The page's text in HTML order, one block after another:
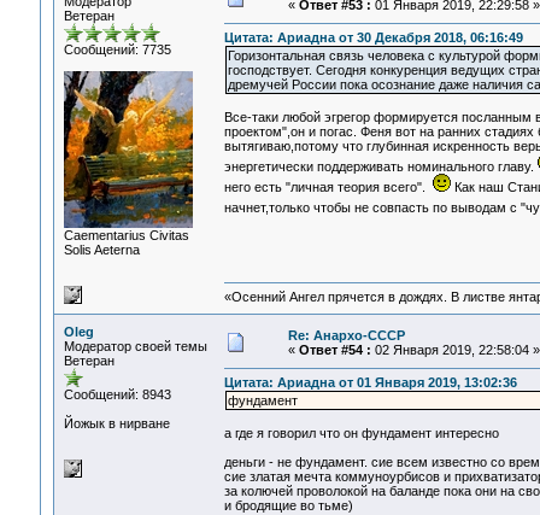
Ветеран
Сообщений: 7735
Сaementarius Civitas
Solis Aeterna
« Ответ #53 : 01 Января 2019, 22:29:58 »
Цитата: Ариадна от 30 Декабря 2018, 06:16:49
Горизонтальная связь человека с культурой
господствует. Сегодня конкуренция ведущих
дремучей России пока осознание даже наличия
Все-таки любой эгрегор формируется
проектом",он и погас. Феня вот на ранних
вытягиваю,потому что глубинная искренность
энергетически поддерживать номинального главу.
него есть "личная теория всего".
Как наш
начнет,только чтобы не совпасть по выводам с
«Осенний Ангел прячется в дождях. В листве
Oleg
Модератор своей темы
Ветеран
Сообщений: 8943
Йожык в нирване
Re: Анархо-СССР
« Ответ #54 : 02 Января 2019, 22:58:04 »
Цитата: Ариадна от 01 Января 2019, 13:02:36
фундамент
а где я говорил что он фундамент интересно
деньги - не фундамент. сие всем известно со
сие златая мечта коммуноурбисов и
за колючей проволокой на баланде пока они на
и бродящие во тьме)